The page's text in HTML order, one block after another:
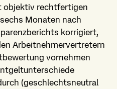
objektiv rechtfertigen
Monaten nach
korrigiert,
Arbeitnehmer­vertretern
vornehmen
(geschlechts­neutral